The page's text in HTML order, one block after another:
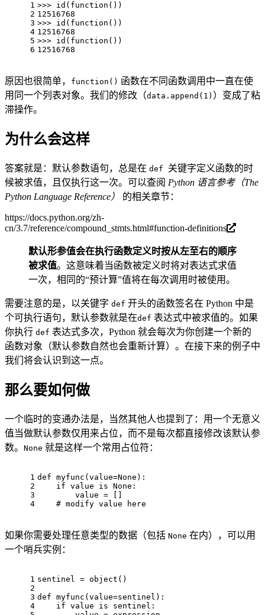
1
2
3
4
5
6
>>> id (function())
12516768
>>> id (function())
12516768
>>> id (function())
12516768
原因也很简单， function() 函数在不同函数调用中一直在使
用同一个列表对象。我们的修改（data.append(1) ）变成了粘
滞操作。
为什么会这样
答案就是：默认参数语句，总是在 def 关键字定义函数的时
候被求值，且仅执行这一次。可以查阅 Python 语言参考（The
Python Language Reference）
的相关章节：
https://docs.python.org/zh-
cn/3.7/reference/compound_stmts.html#function-definitions
默认形参值会在执行函数定义时按从左至右的顺序
被求值。这意味着当函数被定义时将对表达式求值
一次，相同的“预计算”值将在每次调用时被使用。
需要注意的是，以关键字 def 开头的函数签名在 Python 中是
个可执行语句，默认参数就是在def 表达式中被求值的。如果
你执行 def 表达式多次，Python 就会每次为你创建一个新的
函数对象（默认参数自然也会重新计算）。在接下来的例子中
我们将会认识到这一点。
那么要如何做
一个临时的变通办法是，当然其他人也提到了：用一个无意义
值当做默认参数仅用来占位，而不是每次都直接修改该默认参
数。 None 就是这样一个常用占位符：
1
2
3
4
def myfunc ( value=None ):
if value is None :
        value = []
# modify value here
如果你需要处理任意类型的数据（包括 None 在内），可以用
一个哨兵实例：
1
2
3
4
sentinel = object ()
def myfunc ( value=sentinel ):
if value is sentinel: